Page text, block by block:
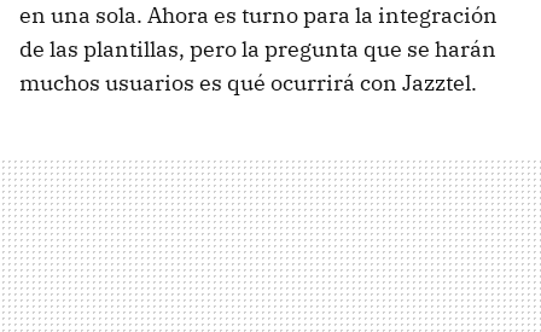
en una sola. Ahora es turno para la integración
de las plantillas, pero la pregunta que se harán
muchos usuarios es qué ocurrirá con Jazztel.